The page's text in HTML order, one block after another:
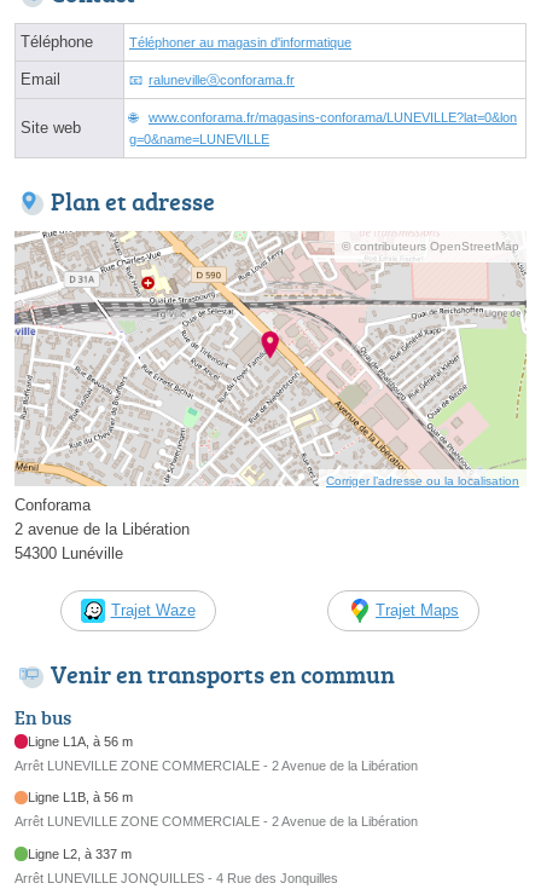
Téléphone Téléphoner au magasin d'informatique
Email ralunevilleⓐconforama.fr
Site web
www.conforama.fr/magasins-conforama/LUNEVILLE?lat=0&lon
g=0&name=LUNEVILLE
Plan et adresse
© contributeurs OpenStreetMap
Corriger l’adresse ou la localisation
Conforama
2 avenue de la Libération
54300 Lunéville
Trajet Waze Trajet Maps
Venir en transports en commun
En bus
Ligne L1A, à 56 m
Arrêt LUNEVILLE ZONE COMMERCIALE - 2 Avenue de la Libération
Ligne L1B, à 56 m
Arrêt LUNEVILLE ZONE COMMERCIALE - 2 Avenue de la Libération
Ligne L2, à 337 m
Arrêt LUNEVILLE JONQUILLES - 4 Rue des Jonquilles